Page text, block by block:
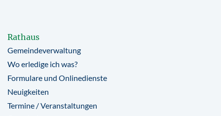
Rathaus
Gemeindeverwaltung
Wo erledige ich was?
Formulare und Onlinedienste
Neuigkeiten
Termine / Veranstaltungen